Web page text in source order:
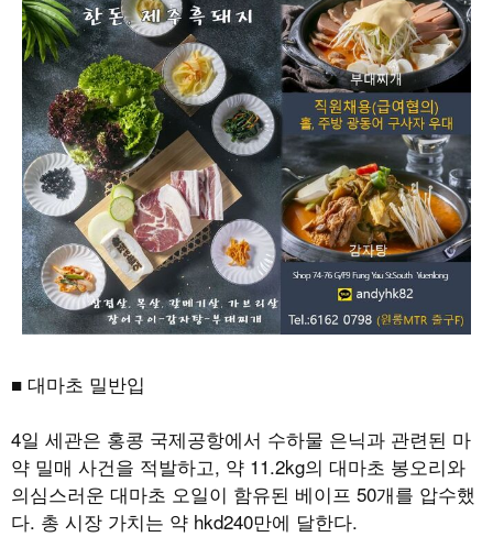
■ 대마초 밀반입
4일 세관은 홍콩 국제공항에서 수하물 은닉과 관련된 마
약 밀매 사건을 적발하고, 약 11.2kg의 대마초 봉오리와
의심스러운 대마초 오일이 함유된 베이프 50개를 압수했
다. 총 시장 가치는 약 hkd240만에 달한다.